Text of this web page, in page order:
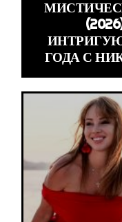
ГОДА С